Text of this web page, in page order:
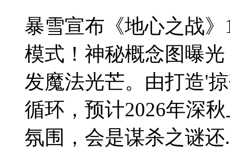
暴雪宣布《地心之战
模式！神秘概念图曝
发魔法光芒。由打造'
循环，预计2026年深
氛围，会是谋杀之谜还